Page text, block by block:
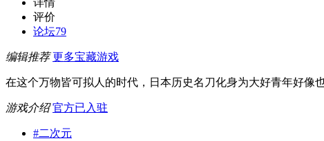
详情
评价
论坛79
编辑推荐 更多宝藏游戏
在这个万物皆可拟人的时代，日本历史名刀化身为大好青年好像
游戏介绍 官方已入驻
#二次元